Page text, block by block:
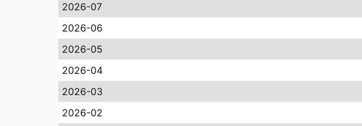
2026-07
2026-06
2026-05
2026-04
2026-03
2026-02